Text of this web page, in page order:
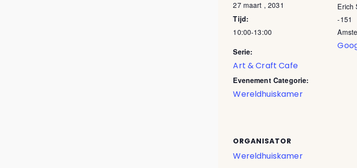
27 maart , 2031
Tijd:
10:00-13:00
Serie:
Art & Craft Cafe
Evenement Categorie:
Wereldhuiskamer
Erich
-151
ORGANISATOR
Wereldhuiskamer